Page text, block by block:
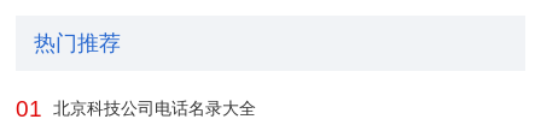
热门推荐
01 北京科技公司电话名录大全